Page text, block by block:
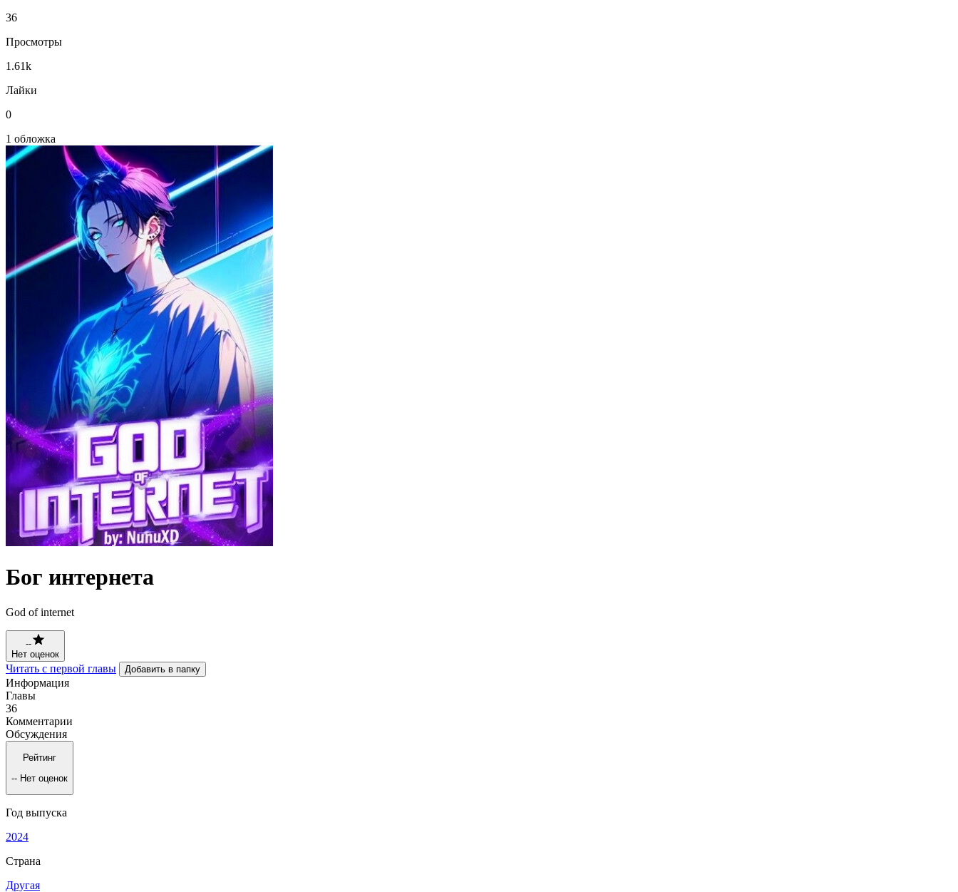
36
Просмотры
1.61k
Лайки
0
1 обложка
Бог интернета
God of internet
--
Нет оценок
Читать с первой главы Добавить в папку
Информация
Главы
36
Комментарии
Обсуждения
Рейтинг
-- Нет оценок
Год выпуска
2024
Страна
Другая